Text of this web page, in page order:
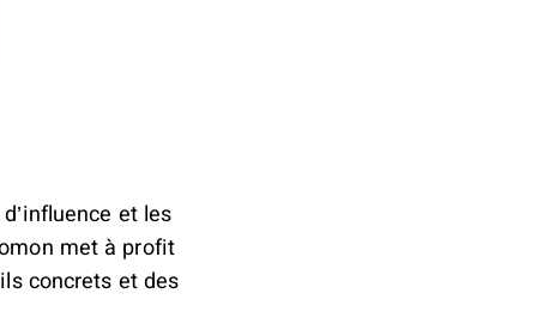
et les
met à profit
concrets et des